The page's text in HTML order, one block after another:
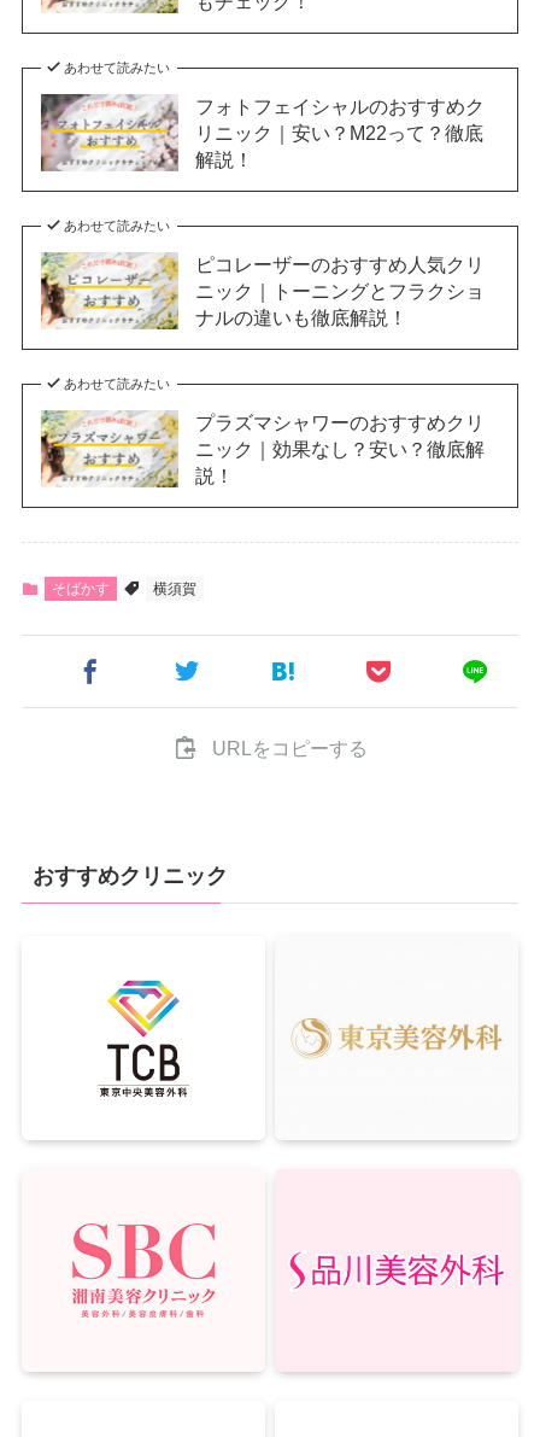
あわせて読みたい
フォトフェイシャルのおすすめク
リニック｜安い？M22って？徹底
解説！
あわせて読みたい
ピコレーザーのおすすめ人気クリ
ニック｜トーニングとフラクショ
ナルの違いも徹底解説！
あわせて読みたい
プラズマシャワーのおすすめクリ
ニック｜効果なし？安い？徹底解
説！
そばかす 横須賀
URLをコピーする
おすすめクリニック